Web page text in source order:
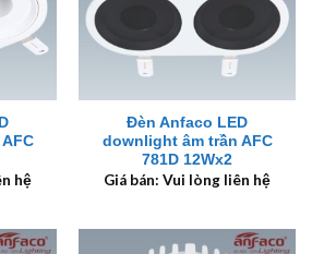
hệ
Đèn Anfaco LED
downlight âm trần AFC
781D 12Wx2
Giá bán: Vui lòng liên hệ